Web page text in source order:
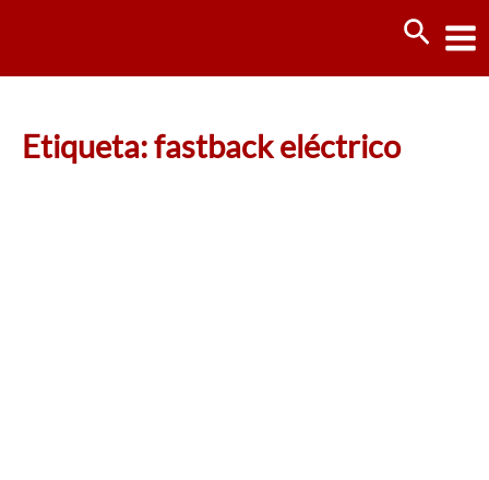
Etiqueta: fastback eléctrico